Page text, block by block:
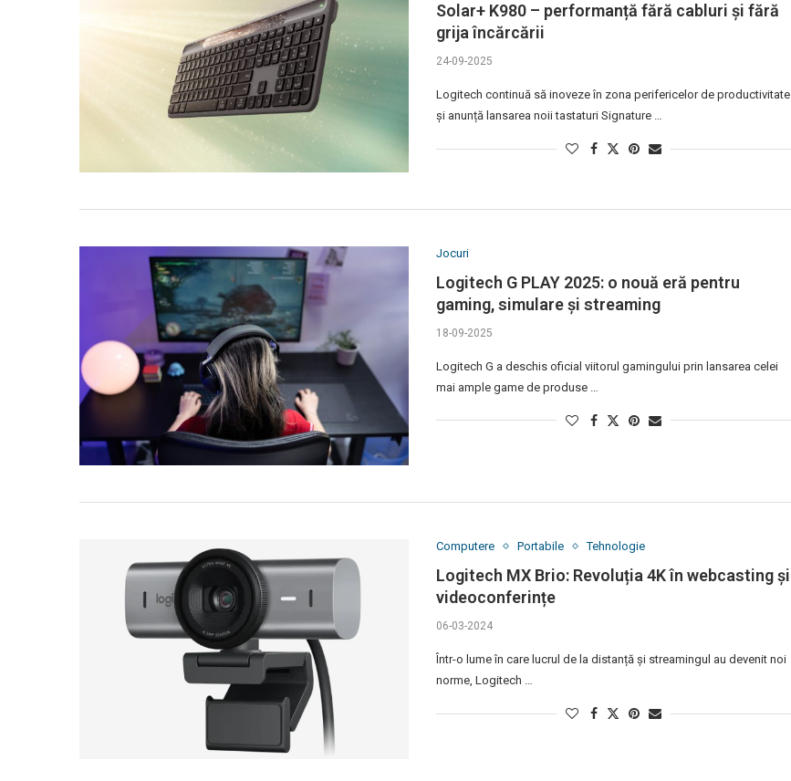
Solar+ K980 – performanță fără cabluri și fără
grija încărcării
24-09-2025
Logitech continuă să inoveze în zona perifericelor de productivitate
și anunță lansarea noii tastaturi Signature …
Jocuri
Logitech G PLAY 2025: o nouă eră pentru
gaming, simulare și streaming
18-09-2025
Logitech G a deschis oficial viitorul gamingului prin lansarea celei
mai ample game de produse …
Computere Portabile Tehnologie
Logitech MX Brio: Revoluția 4K în webcasting și
videoconferințe
06-03-2024
Într-o lume în care lucrul de la distanță și streamingul au devenit noi
norme, Logitech …